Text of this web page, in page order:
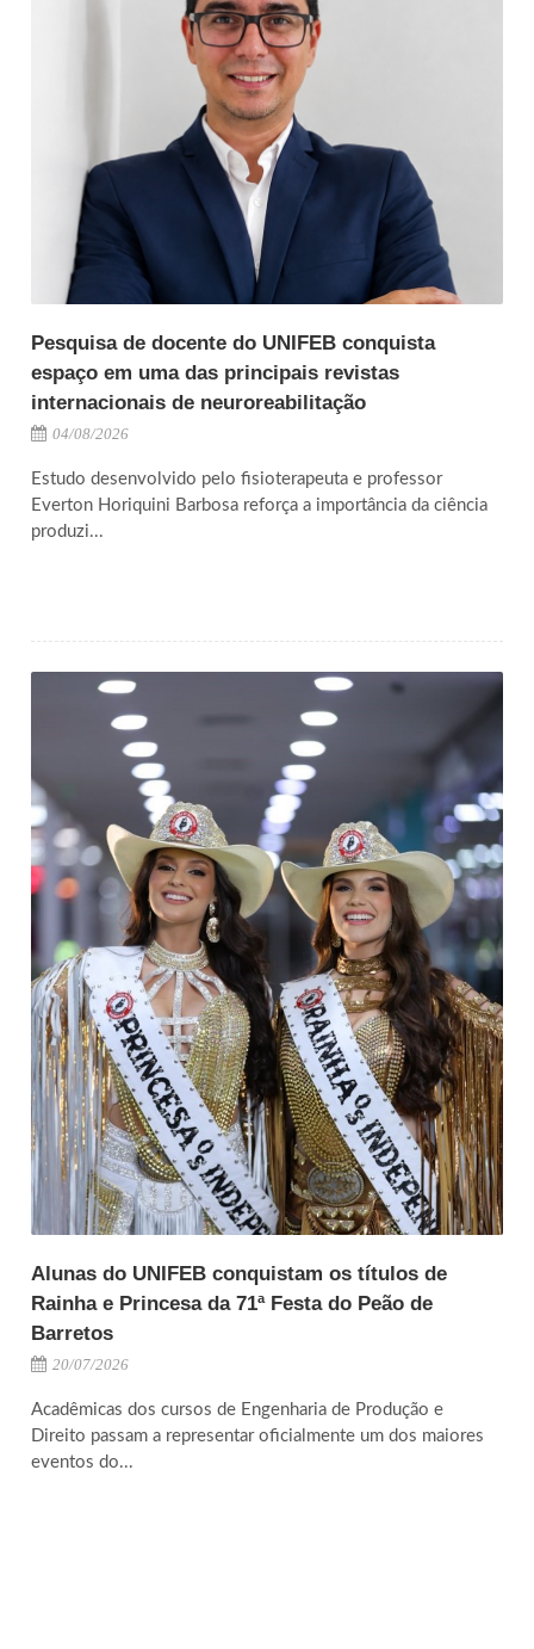
Pesquisa de docente do UNIFEB conquista
espaço em uma das principais revistas
internacionais de neuroreabilitação
04/08/2026
Estudo desenvolvido pelo fisioterapeuta e professor
Everton Horiquini Barbosa reforça a importância da ciência
produzi...
Alunas do UNIFEB conquistam os títulos de
Rainha e Princesa da 71ª Festa do Peão de
Barretos
20/07/2026
Acadêmicas dos cursos de Engenharia de Produção e
Direito passam a representar oficialmente um dos maiores
eventos do...